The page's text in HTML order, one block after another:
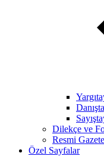
Dilekçe ve
Resmi Gazete
Özel Sayfalar